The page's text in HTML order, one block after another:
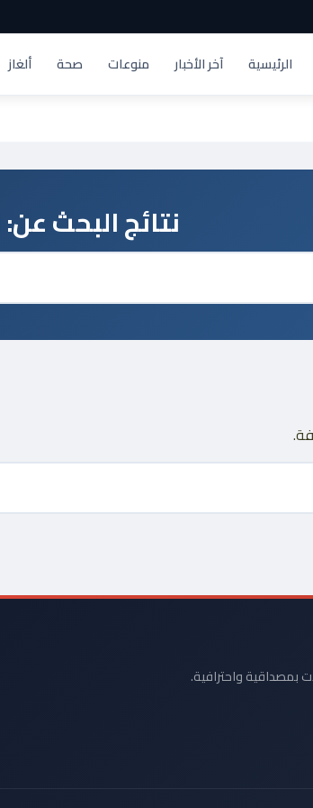
الرئيسية آخر الأخبار منوعات صحة ألغاز
نتائج البحث عن:
بمصداقية واحترافية.